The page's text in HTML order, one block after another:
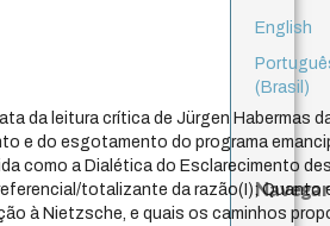
da leitura crítica de Jürgen Habermas
e do esgotamento do programa
como a Dialética do Esclarecimento
totalizante da razão(I); Quanto
à Nietzsche, e quais os caminhos
English
(Brasil)
Navegar